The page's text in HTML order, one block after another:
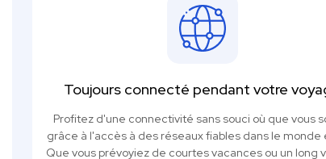
Toujours connecté pendant votre
Profitez d'une connectivité sans souci où que vous
grâce à l'accès à des réseaux fiables dans le monde
Que vous prévoyiez de courtes vacances ou un long